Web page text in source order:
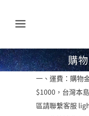
購
一、運費：購物
$1000，台灣本
區請聯繫客服